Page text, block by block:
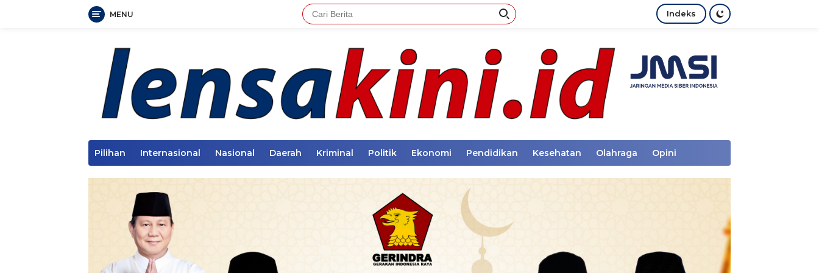
MENU Indeks
Pilihan Internasional Nasional Daerah Kriminal Politik Ekonomi Pendidikan Kesehatan Olahraga Opini